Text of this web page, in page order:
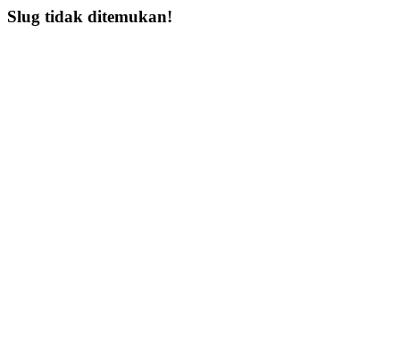
Slug tidak ditemukan!